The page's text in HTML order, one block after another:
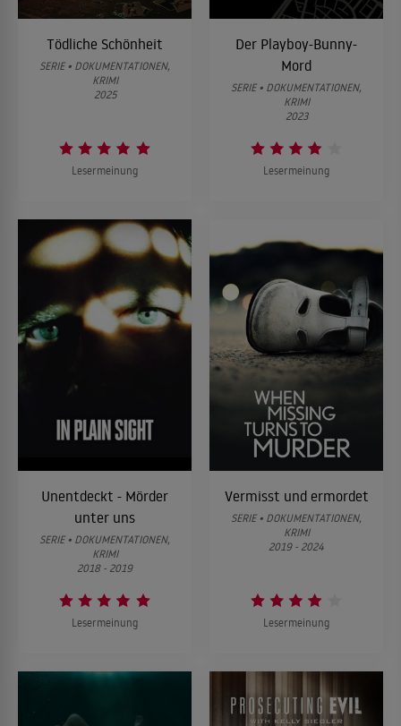
Tödliche Schönheit
SERIE • DOKUMENTATIONEN,
KRIMI
2025
Lesermeinung
Der Playboy-Bunny-
Mord
SERIE • DOKUMENTATIONEN,
KRIMI
2023
Lesermeinung
Unentdeckt - Mörder
unter uns
SERIE • DOKUMENTATIONEN,
KRIMI
2018 - 2019
Lesermeinung
Vermisst und ermordet
SERIE • DOKUMENTATIONEN,
KRIMI
2019 - 2024
Lesermeinung